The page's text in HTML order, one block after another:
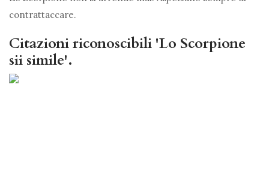
contrattaccare.
Citazioni riconoscibili 'Lo Scorpione
sii simile'.